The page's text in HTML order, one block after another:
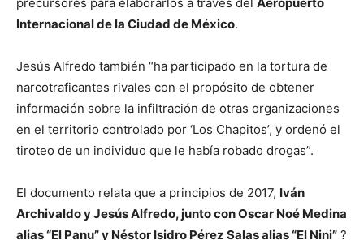
Internacional de la Ciudad de México.
Jesús Alfredo también “ha participado en la tortura de
narcotraficantes rivales con el propósito de obtener
información sobre la infiltración de otras organizaciones
en el territorio controlado por ‘Los Chapitos’, y ordenó el
tiroteo de un individuo que le había robado drogas”.
El documento relata que a principios de 2017, Iván
Archivaldo y Jesús Alfredo, junto con Oscar Noé Medina
alias “El Panu” y Néstor Isidro Pérez Salas alias “El Nini” ?